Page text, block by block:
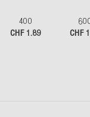
400
CHF 1.89
CHF